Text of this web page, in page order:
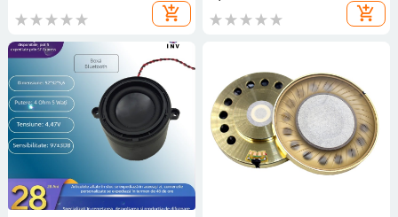
add_shopping_cart add_shopping_cart